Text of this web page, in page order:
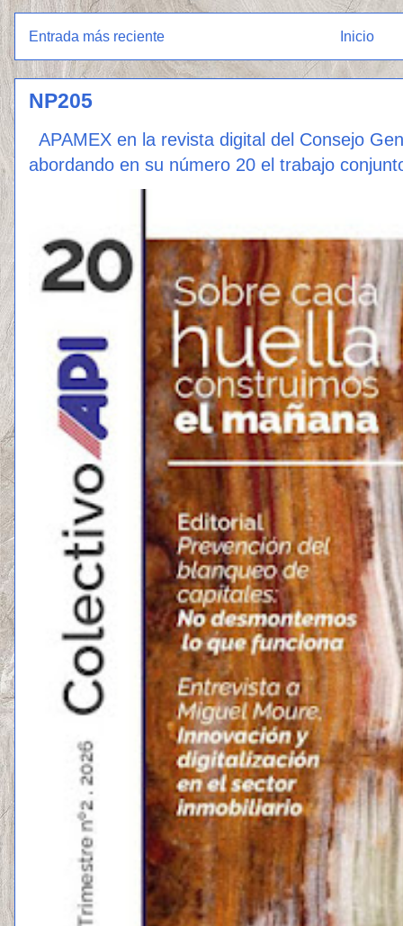
Entrada más reciente Inicio
NP205
APAMEX en la revista digital del Consejo
abordando en su número 20 el trabajo